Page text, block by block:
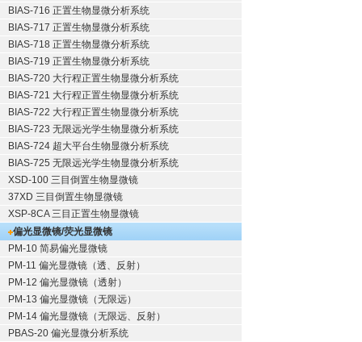
BIAS-716 正置生物显微分析系统
BIAS-717 正置生物显微分析系统
BIAS-718 正置生物显微分析系统
BIAS-719 正置生物显微分析系统
BIAS-720 大行程正置生物显微分析系统
BIAS-721 大行程正置生物显微分析系统
BIAS-722 大行程正置生物显微分析系统
BIAS-723 无限远光学生物显微分析系统
BIAS-724 超大平台生物显微分析系统
BIAS-725 无限远光学生物显微分析系统
XSD-100 三目倒置生物显微镜
37XD 三目倒置生物显微镜
XSP-8CA 三目正置生物显微镜
偏光显微镜/荧光显微镜
PM-10 简易偏光显微镜
PM-11 偏光显微镜（透、反射）
PM-12 偏光显微镜（透射）
PM-13 偏光显微镜（无限远）
PM-14 偏光显微镜（无限远、反射）
PBAS-20 偏光显微分析系统